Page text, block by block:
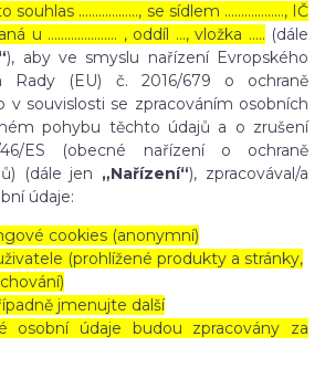
souhlas ……………..., se sídlem ………………, IČ
u ………………… , oddíl …, vložka ….. (dále
), aby ve smyslu nařízení Evropského
Rady (EU) č. 2016/679 o ochraně
v souvislosti se zpracováním osobních
pohybu těchto údajů a o zrušení
46/ES (obecné nařízení o ochraně
(dále jen „Nařízení“), zpracovával/a
údaje:
cookies (anonymní)
(prohlížené produkty a stránky,
jmenujte další
osobní údaje budou zpracovány za